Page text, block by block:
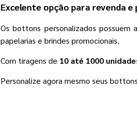
Excelente opção para revenda
Os bottons personalizados
papelarias e brindes promocionais.
Com tiragens de 10 até 1000
Personalize agora mesmo seus